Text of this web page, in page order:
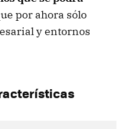
por ahora sólo
y entornos